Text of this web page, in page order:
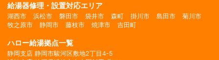
給湯器修理・設置対応エリア
湖西市 浜松市 磐田市 袋井市 森町 掛川市 島田市
菊川市
牧之原市
静岡市 藤枝市 焼津市 吉田町
ハロー給湯拠点一覧
静岡支店 静岡市駿河区敷地2丁目4-5